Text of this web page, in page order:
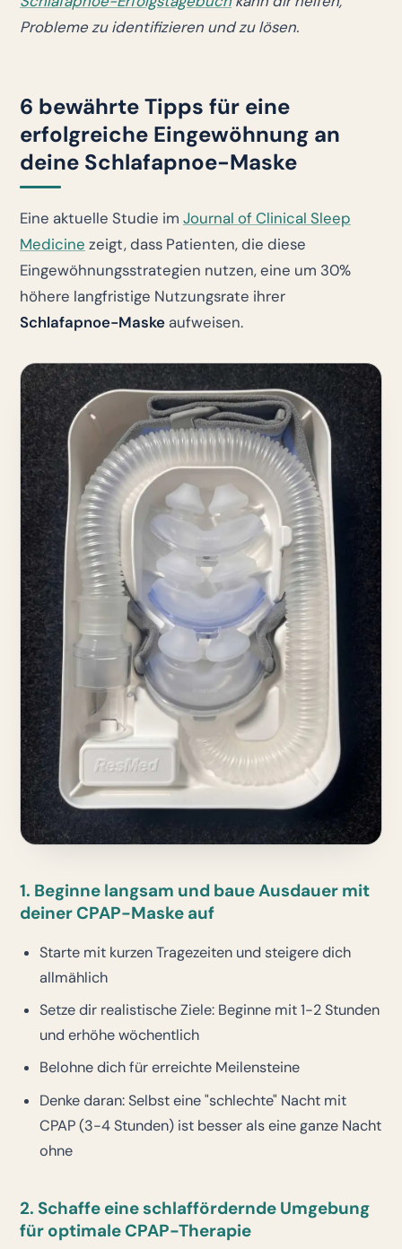
Probleme zu identifizieren und zu lösen.
6 bewährte Tipps für eine
erfolgreiche Eingewöhnung an
deine Schlafapnoe-Maske
Eine aktuelle Studie im Journal of Clinical Sleep
Medicine zeigt, dass Patienten, die diese
Eingewöhnungsstrategien nutzen, eine um 30%
höhere langfristige Nutzungsrate ihrer
Schlafapnoe-Maske aufweisen.
1. Beginne langsam und baue Ausdauer mit
deiner CPAP-Maske auf
Starte mit kurzen Tragezeiten und steigere dich
allmählich
Setze dir realistische Ziele: Beginne mit 1-2 Stunden
und erhöhe wöchentlich
Belohne dich für erreichte Meilensteine
Denke daran: Selbst eine "schlechte" Nacht mit
CPAP (3-4 Stunden) ist besser als eine ganze Nacht
ohne
2. Schaffe eine schlaffördernde Umgebung
für optimale CPAP-Therapie